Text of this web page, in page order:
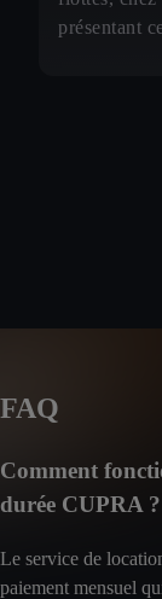
présentant
FAQ
Comment
durée CUPRA ?
Le service de
paiement mensuel